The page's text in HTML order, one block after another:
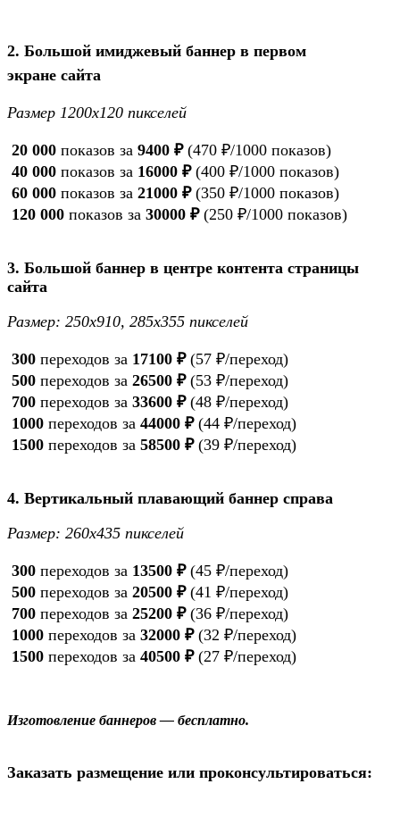
2. Большой имиджевый баннер в первом
экране сайта
Размер 1200х120 пикселей
20 000 показов за 9400 ₽(470 ₽/1000 показов)
40 000 показов за 16000 ₽(400 ₽/1000 показов)
60 000 показов за 21000 ₽(350 ₽/1000 показов)
120 000 показов за 30000 ₽(250 ₽/1000 показов)
3. Большой баннер в центре контента страницы
сайта
Размер: 250х910, 285х355 пикселей
300 переходов за 17100 ₽(57 ₽/переход)
500 переходов за 26500 ₽(53 ₽/переход)
700 переходов за 33600 ₽(48 ₽/переход)
1000 переходов за 44000 ₽(44 ₽/переход)
1500 переходов за 58500 ₽(39 ₽/переход)
4. Вертикальный плавающий баннер справа
Размер: 260х435 пикселей
300 переходов за 13500 ₽(45 ₽/переход)
500 переходов за 20500 ₽(41 ₽/переход)
700 переходов за 25200 ₽(36 ₽/переход)
1000 переходов за 32000 ₽(32 ₽/переход)
1500 переходов за 40500 ₽(27 ₽/переход)
Изготовление баннеров — бесплатно.
Заказать размещение или проконсультироваться: